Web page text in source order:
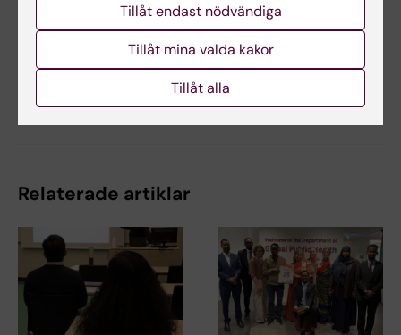
Uppdaterad av:
2023-11-07
Dela
Relaterade artiklar
Tillåt endast nödvändiga
Tillåt mina valda kakor
Tillåt alla